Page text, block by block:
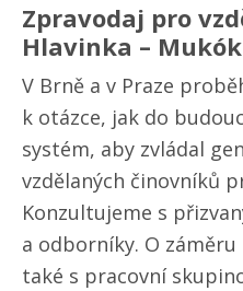
Zpravodaj pro
Hlavinka –
V Brně a v Praze
k otázce, jak do
systém, aby zvládal
vzdělaných činovníků
Konzultujeme s
a odborníky. O
také s pracovní